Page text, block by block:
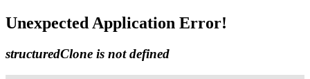
Unexpected Application Error!
structuredClone is not defined